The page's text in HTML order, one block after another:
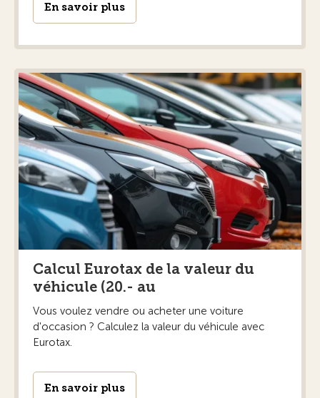
En savoir plus
Calcul Eurotax de la valeur du
véhicule (20.- au
Vous voulez vendre ou acheter une voiture
d'occasion ? Calculez la valeur du véhicule avec
Eurotax.
En savoir plus